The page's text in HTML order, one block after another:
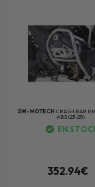
SW-MOTECH CRASH BAR
ABS (23-25)
EN
352.94€